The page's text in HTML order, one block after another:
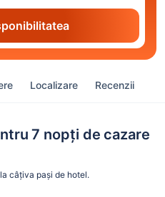
Localizare Recenzii
7 nopți de cazare
câțiva pași de hotel.